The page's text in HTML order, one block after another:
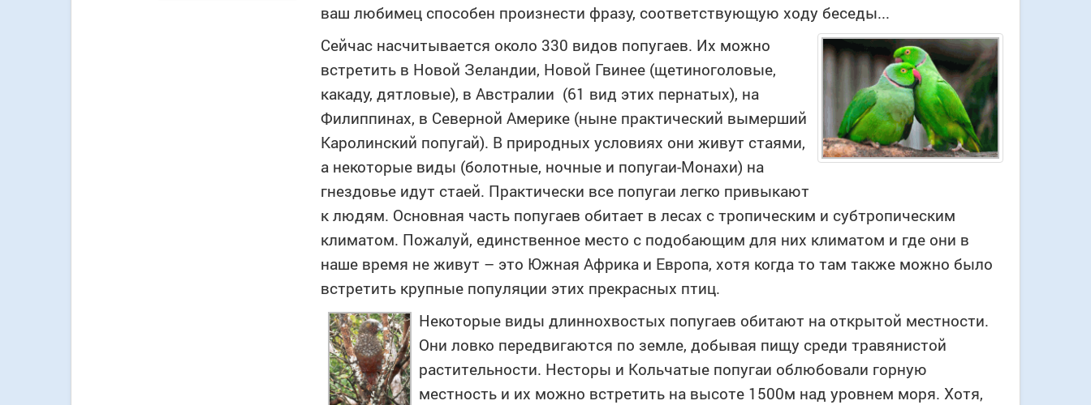
ваш любимец способен произнести фразу, соответствующую ходу беседы...
Сейчас насчитывается около 330 видов попугаев. Их можно
встретить в Новой Зеландии, Новой Гвинее (щетиноголовые,
какаду, дятловые), в Австралии (61 вид этих пернатых), на
Филиппинах, в Северной Америке (ныне практический вымерший
Каролинский попугай). В природных условиях они живут стаями,
а некоторые виды (болотные, ночные и попугаи-Монахи) на
гнездовье идут стаей. Практически все попугаи легко привыкают
к людям. Основная часть попугаев обитает в лесах с тропическим и субтропическим
климатом. Пожалуй, единственное место с подобающим для них климатом и где они в
наше время не живут – это Южная Африка и Европа, хотя когда то там также можно было
встретить крупные популяции этих прекрасных птиц.
Некоторые виды длиннохвостых попугаев обитают на открытой местности.
Они ловко передвигаются по земле, добывая пищу среди травянистой
растительности. Несторы и Кольчатые попугаи облюбовали горную
местность и их можно встретить на высоте 1500м над уровнем моря. Хотя,